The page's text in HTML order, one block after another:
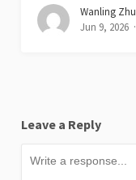
Wanling Zhu
Jun 9, 2026
Leave a Reply